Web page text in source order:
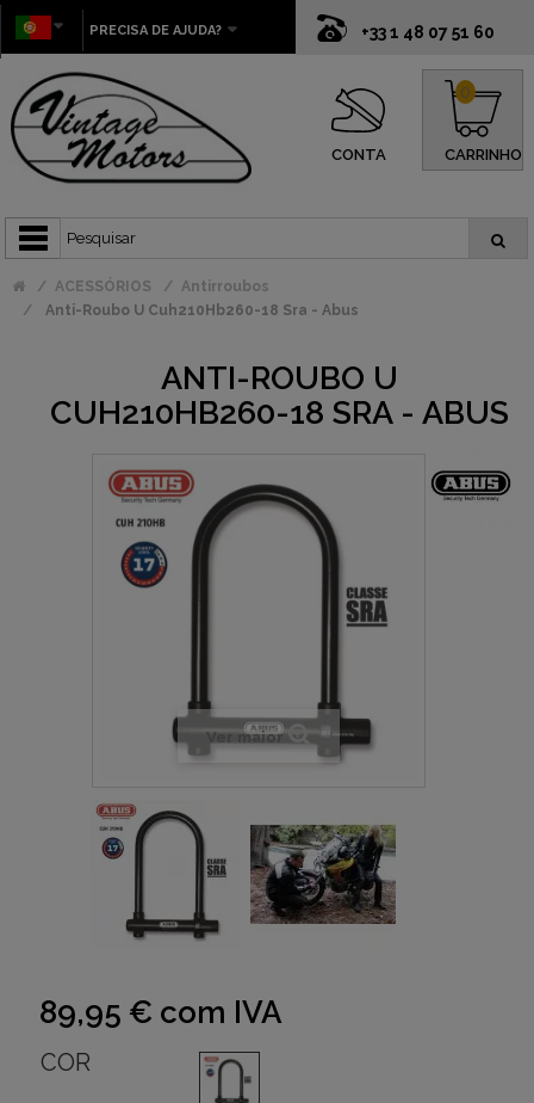
+33 1 48 07 51 60
PRECISA DE AJUDA?
CONTA CARRINHO
0
ACESSÓRIOS
Antirroubos
Anti-Roubo U Cuh210Hb260-18 Sra - Abus
ANTI-ROUBO U
CUH210HB260-18 SRA - ABUS
Ver maior
89,95 € com IVA
COR